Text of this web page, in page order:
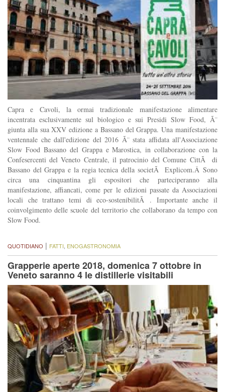
Capra e Cavoli, la ormai tradizionale manifestazione alimentare
incentrata esclusivamente sul biologico e sui Presidi Slow Food, Ã¨
giunta alla sua XXV edizione a Bassano del Grappa. Una manifestazione
ventennale che dall'edizione del 2016 Ã¨ stata affidata all'Associazione
Slow Food Bassano del Grappa e Marostica, in collaborazione con la
Confesercenti del Veneto Centrale, il patrocinio del Comune CittÃ di
Bassano del Grappa e la regia tecnica della societÃ Explicom.Â Sono
circa una cinquantina gli espositori che parteciperanno alla
manifestazione, affiancati, come per le edizioni passate da Associazioni
locali che trattano temi di eco-sostenibilitÃ . Importante anche il
coinvolgimento delle scuole del territorio che collaborano da tempo con
Slow Food.
QUOTIDIANO | FATTI ENOGASTRONOMIA
Grapperie aperte 2018, domenica 7 ottobre in
Veneto saranno 4 le distillerie visitabili